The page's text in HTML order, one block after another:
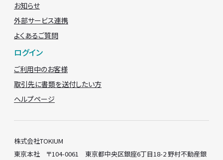
お知らせ
外部サービス連携
よくあるご質問
ログイン
ご利用中のお客様
取引先に書類を送付したい方
ヘルプページ
株式会社TOKIUM
東京本社 〒104-0061 東京都中央区銀座6丁目18-2 野村不動産銀